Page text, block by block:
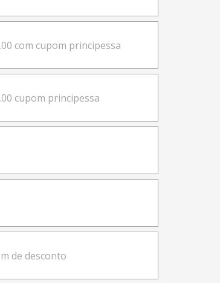
com cupom principessa
cupom principessa
de desconto